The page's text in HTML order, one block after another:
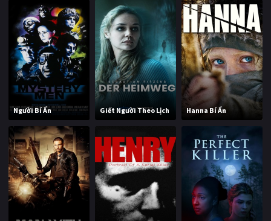
Người Bí Ẩn Giết Người Theo Lịch Hanna Bí Ẩn